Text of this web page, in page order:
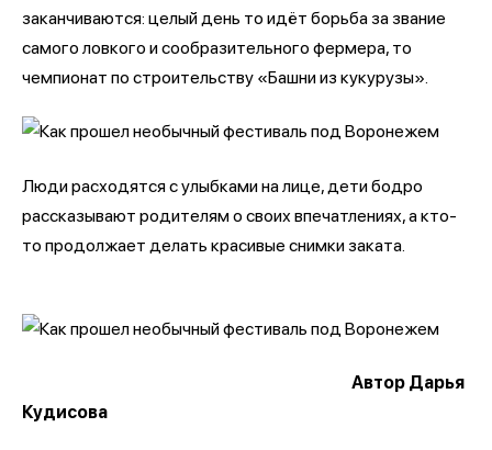
заканчиваются: целый день то идёт борьба за звание
самого ловкого и сообразительного фермера, то
чемпионат по строительству «Башни из кукурузы».
Люди расходятся с улыбками на лице, дети бодро
рассказывают родителям о своих впечатлениях, а кто-
то продолжает делать красивые снимки заката.
Автор Дарья
Кудисова